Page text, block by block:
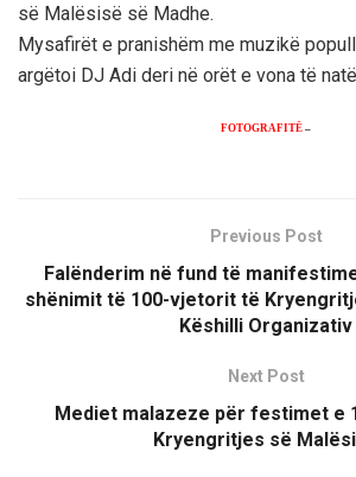
së Malësisë së Madhe.
Mysafirët e pranishëm me muzikë
argëtoi DJ Adi deri në orët e vona të
FOTOGRAFITË –
Previous Post
Falënderim në fund të
shënimit të 100-vjetorit të
Këshilli Organizativ
Next Post
Mediet malazeze për festimet e
Kryengritjes së